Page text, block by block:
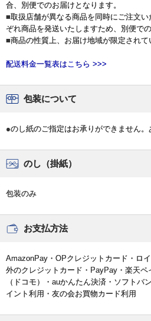
合、別便でのお届けとなります。
■取扱店舗が異なる商品を同時にご注文
ぞれ商品を発送いたしますため、別便で
■商品の性質上、お届け地域が限定されて
配送料金一覧表はこちら >>>
包装について
●のし紙のご指定はお承りができません。
のし（掛紙）
包装のみ
お支払方法
AmazonPay・OPクレジットカード・ロ
外のクレジットカード・PayPay・楽天
（ドコモ）・auかんたん決済・ソフトバ
イント利用・友の会お買物カード利用